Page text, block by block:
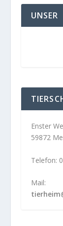
UNSER
Enster
59872
Telefon:
Mail: